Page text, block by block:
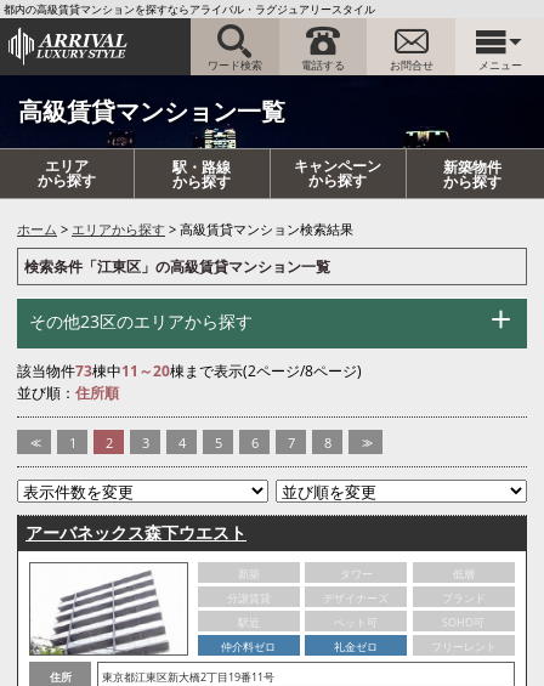
都内の高級賃貸マンションを探すならアライバル・ラグジュアリースタイル
ワード検索 電話する お問合せ メニュー
高級賃貸マンション一覧
エリア
から探す
駅・路線
から探す
キャンペーン
から探す
新築物件
から探す
ホーム エリアから探す 高級賃貸マンション検索結果
検索条件「江東区」の高級賃貸マンション一覧
その他23区のエリアから探す
該当物件73棟中11～20棟まで表示(2ページ/8ページ)
並び順： 住所順
<< 1 2 3 4 5 6 7 8 >>
アーバネックス森下ウエスト
新築 タワー
低層
分譲賃貸
デザイナーズ
ブランド
駅近
ペット可
SOHO可
仲介料ゼロ
礼金ゼロ
フリーレント
住所
東京都江東区新大橋2丁目19番11号